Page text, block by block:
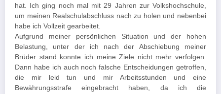
hat. Ich ging noch mal mit 29 Jahren zur Volkshochschule,
um meinen Realschulabschluss nach zu holen und nebenbei
habe ich Vollzeit gearbeitet.
Aufgrund meiner persönlichen Situation und der hohen
Belastung, unter der ich nach der Abschiebung meiner
Brüder stand konnte ich meine Ziele nicht mehr verfolgen.
Dann habe ich auch noch falsche Entscheidungen getroffen,
die mir leid tun und mir Arbeitsstunden und eine
Bewährungsstrafe eingebracht haben, da ich die